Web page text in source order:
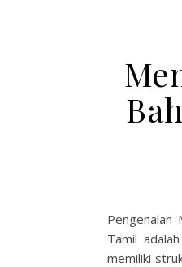
Pengenalan
Tamil
memiliki